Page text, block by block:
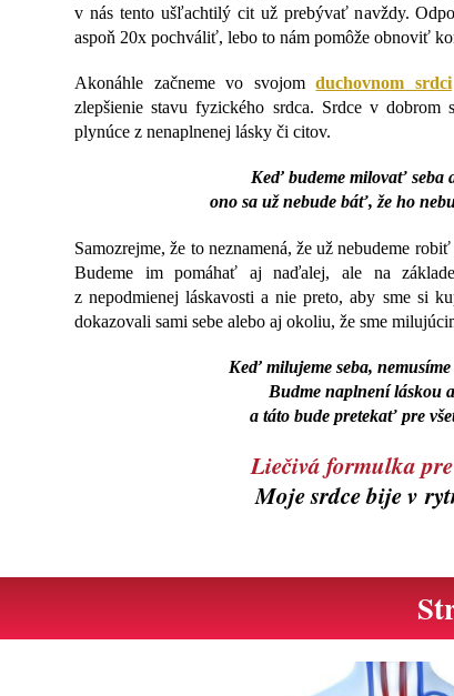
v nás tento ušľachtilý cit už prebývať navždy.
aspoň 20x pochváliť, lebo to nám pomôže obnoviť
Akonáhle začneme vo svojomduchovnom srdci
zlepšienie stavu fyzického srdca. Srdce v dobrom
plynúce z nenaplnenej lásky či citov.
Keď budeme milovať seba
ono sa už nebude báť, že ho
Samozrejme, že to neznamená, že už nebudeme
Budeme im pomáhať aj naďalej, ale na
z nepodmienej láskavosti a nie preto, aby sme si
dokazovali sami sebe alebo aj okoliu, že sme
Keď milujeme seba,
Budme naplnení láskou
a táto bude pretekať pre
Liečivá formulka
Moje srdce bije v